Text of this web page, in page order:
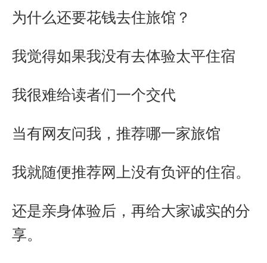
o
g
p
r
为什么还要花钱去住旅馆？
我觉得如果我没有去体验太平住宿
我很难给读者们一个交代
当有网友问我，推荐哪一家旅馆
我就随便推荐网上没有负评的住宿。
还是亲身体验后，再给大家诚实的分
享。